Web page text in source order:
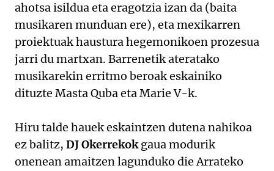
ahotsa isildua eta eragotzia izan da (baita
musikaren munduan ere), eta mexikarren
proiektuak haustura hegemonikoen prozesua
jarri du martxan. Barrenetik ateratako
musikarekin erritmo beroak eskainiko
dituzte Masta Quba eta Marie V-k.
Hiru talde hauek eskaintzen dutena nahikoa
ez balitz, DJ Okerrekokgaua modurik
onenean amaitzen lagunduko die Arrateko